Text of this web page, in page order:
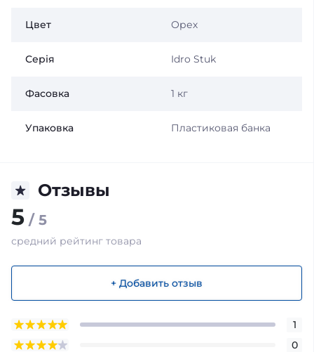
Цвет Орех
Серія Idro Stuk
Фасовка 1 кг
Упаковка Пластиковая банка
Отзывы
5 / 5
средний рейтинг товара
+ Добавить отзыв
1
0